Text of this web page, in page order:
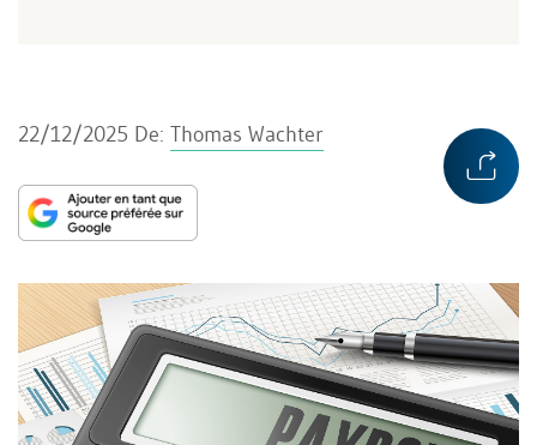
22/12/2025 De: Thomas Wachter